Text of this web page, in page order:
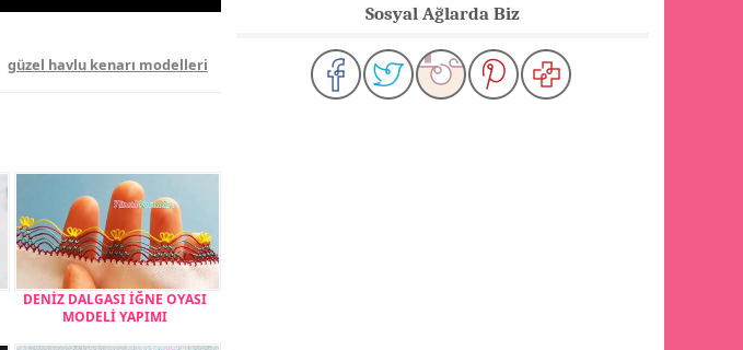
güzel havlu kenarı modelleri
DENİZ DALGASI İĞNE OYASI
MODELİ YAPIMI
Sosyal Ağlarda Biz